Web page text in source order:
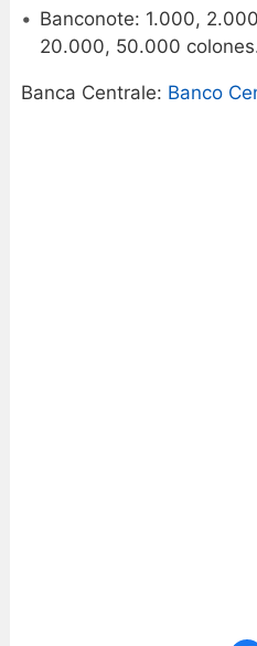
Banconote: 1.000,
20.000, 50.000
Banca Centrale: Banco